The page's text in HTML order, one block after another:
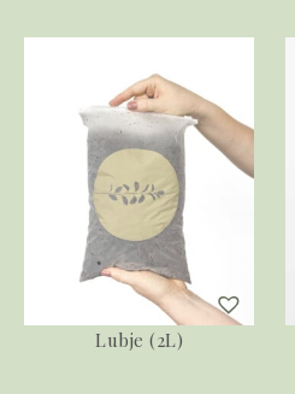
Lubje (2L)